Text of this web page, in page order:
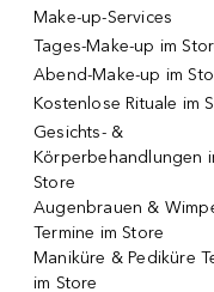
Make-up-Services
Tages-Make-up im
Abend-Make-up im
Kostenlose Rituale im
Gesichts- &
Körperbehandlungen
Store
Augenbrauen &
Termine im Store
Maniküre & Pediküre
im Store